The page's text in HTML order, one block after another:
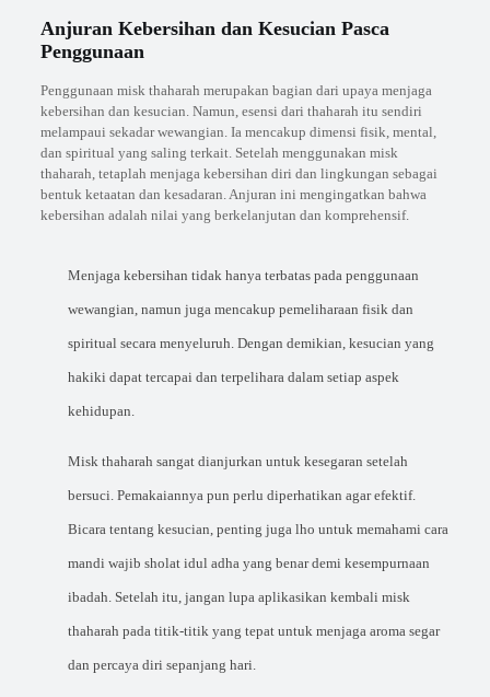
Anjuran Kebersihan dan Kesucian Pasca
Penggunaan
Penggunaan misk thaharah merupakan bagian dari upaya menjaga
kebersihan dan kesucian. Namun, esensi dari thaharah itu sendiri
melampaui sekadar wewangian. Ia mencakup dimensi fisik, mental,
dan spiritual yang saling terkait. Setelah menggunakan misk
thaharah, tetaplah menjaga kebersihan diri dan lingkungan sebagai
bentuk ketaatan dan kesadaran. Anjuran ini mengingatkan bahwa
kebersihan adalah nilai yang berkelanjutan dan komprehensif.
Menjaga kebersihan tidak hanya terbatas pada penggunaan
wewangian, namun juga mencakup pemeliharaan fisik dan
spiritual secara menyeluruh. Dengan demikian, kesucian yang
hakiki dapat tercapai dan terpelihara dalam setiap aspek
kehidupan.
Misk thaharah sangat dianjurkan untuk kesegaran setelah
bersuci. Pemakaiannya pun perlu diperhatikan agar efektif.
Bicara tentang kesucian, penting juga lho untuk memahami cara
mandi wajib sholat idul adhayang benar demi kesempurnaan
ibadah. Setelah itu, jangan lupa aplikasikan kembali misk
thaharah pada titik-titik yang tepat untuk menjaga aroma segar
dan percaya diri sepanjang hari.